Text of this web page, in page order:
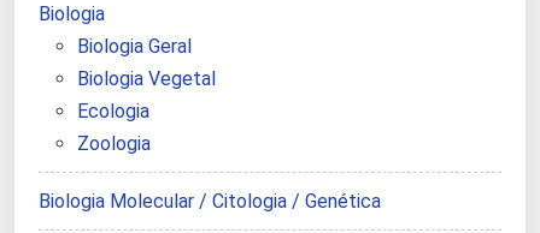
Biologia
Biologia Geral
Biologia Vegetal
Ecologia
Zoologia
Biologia Molecular / Citologia / Genética